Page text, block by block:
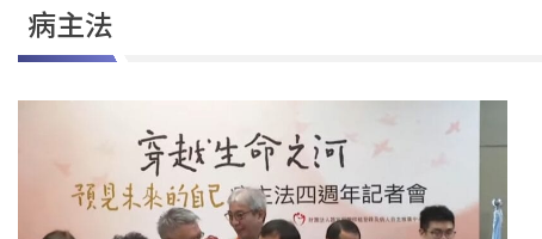
病主法